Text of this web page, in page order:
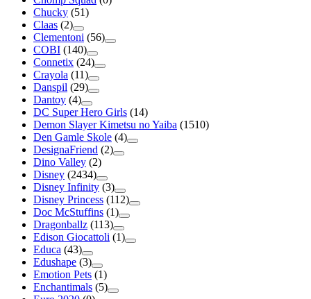
Chucky (51)
Claas (2)
Clementoni (56)
COBI (140)
Connetix (24)
Crayola (11)
Danspil (29)
Dantoy (4)
DC Super Hero Girls (14)
Demon Slayer Kimetsu no Yaiba (1510)
Den Gamle Skole (4)
DesignaFriend (2)
Dino Valley (2)
Disney (2434)
Disney Infinity (3)
Disney Princess (112)
Doc McStuffins (1)
Dragonballz (113)
Edison Giocattoli (1)
Educa (43)
Edushape (3)
Emotion Pets (1)
Enchantimals (5)